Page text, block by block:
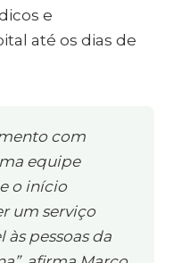
e
até os dias de
com
equipe
o início
um serviço
pessoas da